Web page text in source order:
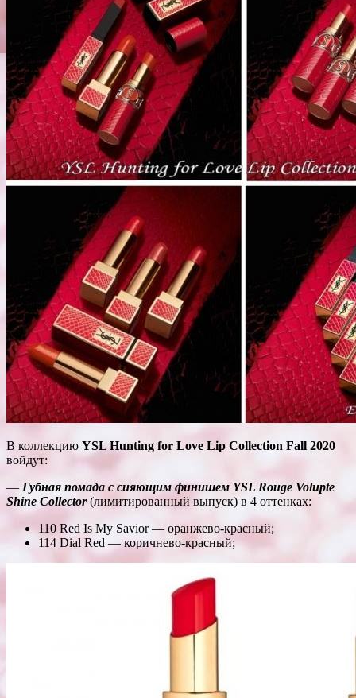
В коллекцию YSL Hunting for Love Lip Collection Fall 2020
войдут:
— Губная помада с сияющим финишем YSL Rouge Volupte
Shine Collector(лимитированный выпуск) в 4 оттенках:
110 Red Is My Savior — оранжево-красный;
114 Dial Red — коричнево-красный;